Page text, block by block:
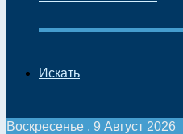
Искать
Воскресенье , 9 Август 2026